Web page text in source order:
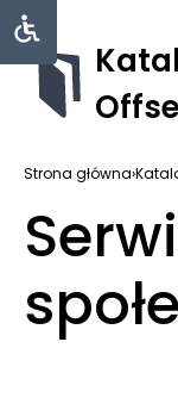
Strona główna›